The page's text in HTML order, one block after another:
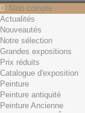
Mon compte
Contact
Français
English
Français
Actualités
Rechercher
Actualités
Nouveautés
Notre sélection
Grandes expositions
Prix réduits
Catalogue d'exposition
Peinture
Peinture antiquité
Peinture Ancienne